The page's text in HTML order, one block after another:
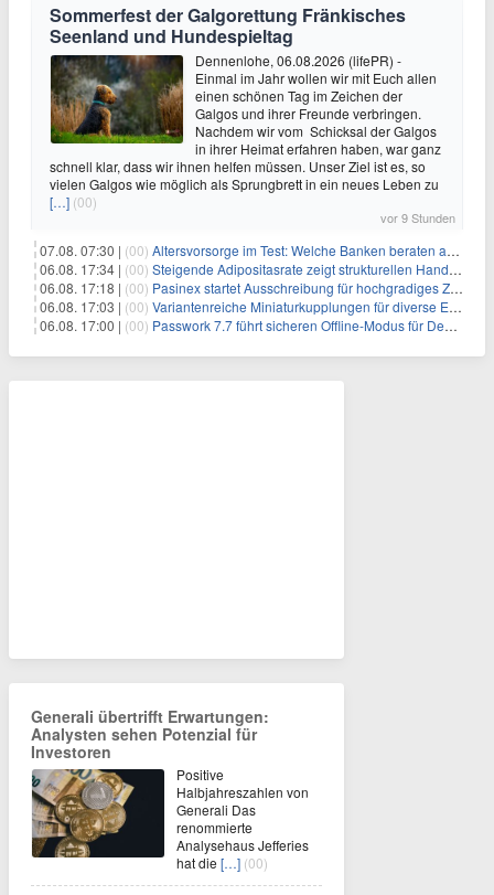
Sommerfest der Galgorettung Fränkisches
Seenland und Hundespieltag
Dennenlohe, 06.08.2026 (lifePR) -
Einmal im Jahr wollen wir mit Euch allen
einen schönen Tag im Zeichen der
Galgos und ihrer Freunde verbringen.
Nachdem wir vom Schicksal der Galgos
in ihrer Heimat erfahren haben, war ganz
schnell klar, dass wir ihnen helfen müssen. Unser Ziel ist es, so
vielen Galgos wie möglich als Sprungbrett in ein neues Leben zu
[…] (00)
vor 9 Stunden
07.08. 07:30 | (00) Altersvorsorge im Test: Welche Banken beraten am besten?
06.08. 17:34 | (00) Steigende Adipositasrate zeigt strukturellen Handlungsbedarf bei der Ernährung schulpflichtiger Kinder
06.08. 17:18 | (00) Pasinex startet Ausschreibung für hochgradiges Zinksulfidkonzentrat mit Germanium- und Silbergehalten und stellt ein Betriebsupdate bereit
06.08. 17:03 | (00) Variantenreiche Miniaturkupplungen für diverse Einsatzbereiche
06.08. 17:00 | (00) Passwork 7.7 führt sicheren Offline-Modus für Desktop- und Mobile-Apps ein
Generali übertrifft Erwartungen:
Analysten sehen Potenzial für
Investoren
Positive
Halbjahreszahlen von
Generali Das
renommierte
Analysehaus Jefferies
hat die […] (00)